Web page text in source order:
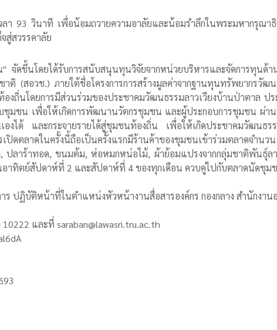
ลา 93 วินาที เพื่อน้อมถวายความอาลัยและน้อมรำลึกในพระมหากรุณ
สู่สวรรคาลัย
จัดขึ้นโดยได้รับการสนับสนุนทุนวิจัยจากหน่วยบริหารและจัดการทุนด้
(สอวช.) ภายใต้ชื่อโครงการการสร้างมูลค่าจากฐานทุนทรัพยากรวัฒน
ถิ่นโดยการมีส่วนร่วมของประชาคมวัฒนธรรมลาวเวียงบ้านป่าตาล ป
มชน เพื่อให้เกิดการพัฒนานวัตกรชุมชน และผู้ประกอบการชุมชน ผ่า
ด้ และกระจายรายได้สู่ชุมชนท้องถิ่น เพื่อให้เกิดประชาคมวัฒนธรร
ตลาดในครั้งนี้ถือเป็นครั้งแรกมีร้านค้าของชุมชนเข้าร่วมตลาดจำนว
ลาร้าทอด, ขนมต้ม, ห่อหมกหน่อไม้, ผ้าย้อมแปรงจากกลุ่มชาติพันธุ์ลา
อาทิตย์สัปดาห์ที่ 2 และสัปดาห์ที่ 4 ของทุกเดือน ควบคู่ไปกับตลาดนัดชุม
ปฏิบัติหน้าที่ในตำแหน่งหัวหน้างานสื่อสารองค์กร กองกลาง สำนักงาน
และที่ saraban@lawasri.tru.ac.th